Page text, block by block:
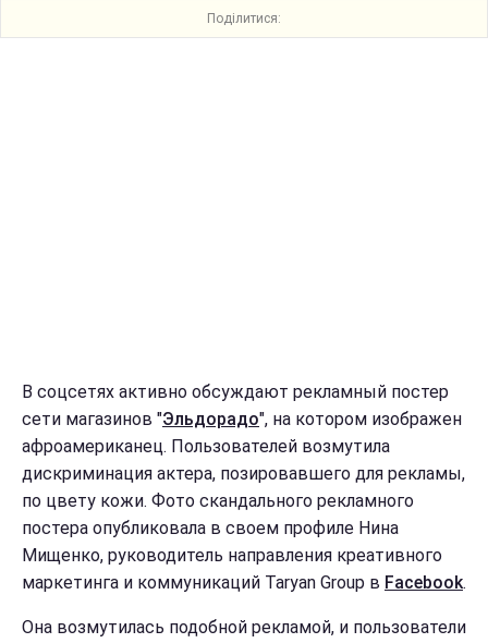
Поділитися:
В соцсетях активно обсуждают рекламный постер
сети магазинов "Эльдорадо", на котором изображен
афроамериканец. Пользователей возмутила
дискриминация актера, позировавшего для рекламы,
по цвету кожи. Фото скандального рекламного
постера опубликовала в своем профиле Нина
Мищенко, руководитель направления креативного
маркетинга и коммуникаций Taryan Group в Facebook.
Она возмутилась подобной рекламой, и пользователи